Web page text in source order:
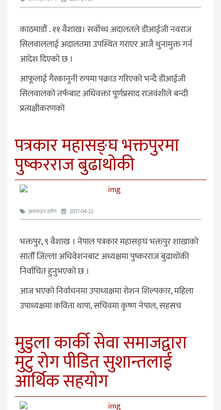
काठमाडौं . ११ वैशाख। सर्वोच्च अदालतले डीआईजी नवराज
सिलवाललाई अदालतमा उपस्थित गराएर आजै थुनामुक्त गर्न
आदेश दिएको छ ।
आफूलाई गैरकानुनी रुपमा पक्राउ गरिएको भन्दै डीआईजी
सिलवालको तर्फबाट अधिवक्ता पूर्णप्रसाद राजवंशीले बन्दी
प्रत्यक्षीकरणको
पत्रकार महासङ्घ भक्तपुरमा
पुष्करराज बुढाथोकी
अनलाइन दर्पण 2017-04-22
भक्तपुर, ९ वैशाख । नेपाल पत्रकार महासङ्घ भक्तपुर शाखाको
सातौँ जिल्ला अधिवेशनबाट अध्यक्षमा पुष्करराज बुढाथोकी
निर्वाचित हुनुभएको छ ।
आज भएको निर्वाचनमा उपाध्यक्षमा रोशन शिल्पकार, महिला
उपाध्यक्षमा कविता थापा, सचिवमा कृष्ण नेपाल, सहसच
मुडुला कार्की सेवा समाजद्वारा
मुटु रोग पीडित सुशान्तलाई
आर्थिक सहयोग